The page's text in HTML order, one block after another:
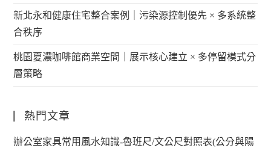
新北永和健康住宅整合案例｜污染源控制優先 × 多系統整
合秩序
桃園夏濃咖啡館商業空間｜展示核心建立 × 多停留模式分
層策略
熱門文章
辦公室家具常用風水知識-魯班尺/文公尺對照表(公分與陽